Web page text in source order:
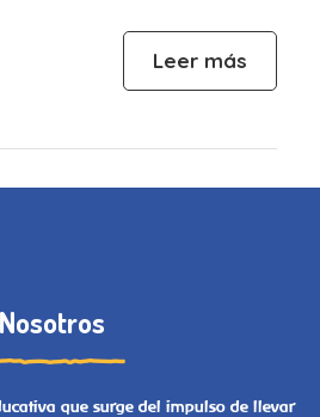
Leer más
Nosotros
que surge del impulso de llevar